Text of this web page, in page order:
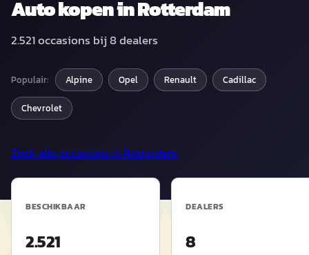
Autokopen inRotterdam
2.521occasions bij8dealers
Populair: Alpine Opel Renault Cadillac
Chevrolet
Zoek alle occasions in Rotterdam
BESCHIKBAAR
2.521
DEALERS
8